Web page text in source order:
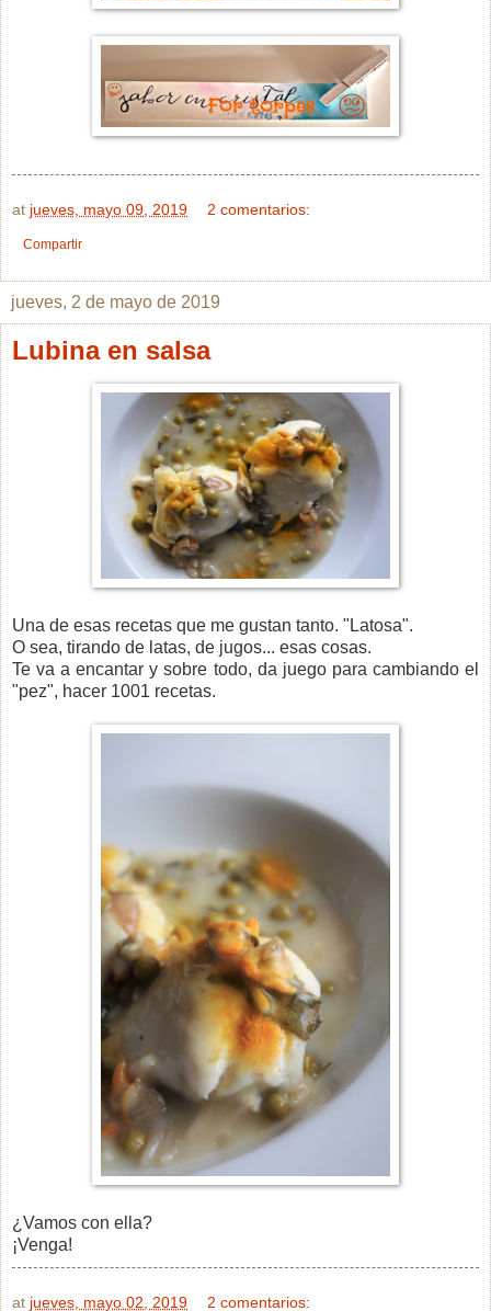
at jueves, mayo 09, 2019 2 comentarios:
Compartir
jueves, 2 de mayo de 2019
Lubina en salsa
Una de esas recetas que me gustan tanto. "Latosa".
O sea, tirando de latas, de jugos... esas cosas.
Te va a encantar y sobre todo, da juego para cambiando el
"pez", hacer 1001 recetas.
¿Vamos con ella?
¡Venga!
at jueves, mayo 02, 2019 2 comentarios: